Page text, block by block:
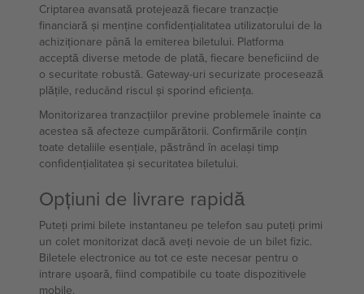
Criptarea avansată protejează fiecare tranzacție
financiară și menține confidențialitatea utilizatorului de la
achiziționare până la emiterea biletului. Platforma
acceptă diverse metode de plată, fiecare beneficiind de
o securitate robustă. Gateway-uri securizate procesează
plățile, reducând riscul și sporind eficiența.
Monitorizarea tranzacțiilor previne problemele înainte ca
acestea să afecteze cumpărătorii. Confirmările conțin
toate detaliile esențiale, păstrând în același timp
confidențialitatea și securitatea biletului.
Opțiuni de livrare rapidă
Puteți primi bilete instantaneu pe telefon sau puteți primi
un colet monitorizat dacă aveți nevoie de un bilet fizic.
Biletele electronice au tot ce este necesar pentru o
intrare ușoară, fiind compatibile cu toate dispozitivele
mobile.